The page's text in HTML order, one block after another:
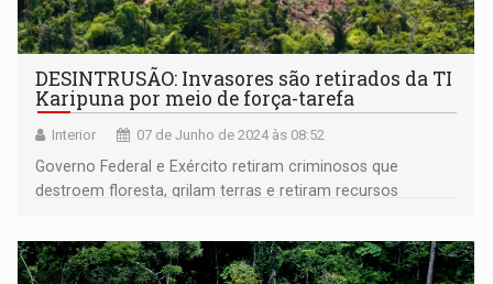
DESINTRUSÃO: Invasores são retirados da TI
Karipuna por meio de força-tarefa
Interior 07 de Junho de 2024 às 08:52
Governo Federal e Exército retiram criminosos que
destroem floresta, grilam terras e retiram recursos